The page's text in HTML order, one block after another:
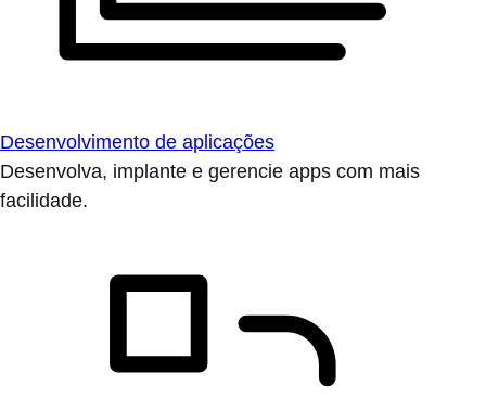
Desenvolvimento de aplicações
Desenvolva, implante e gerencie apps com mais
facilidade.